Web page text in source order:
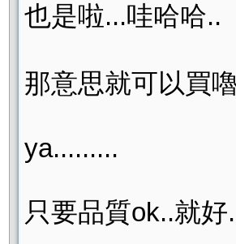
也是啦...哇哈哈..
那意思就可以買
ya.........
只要品質ok..就好